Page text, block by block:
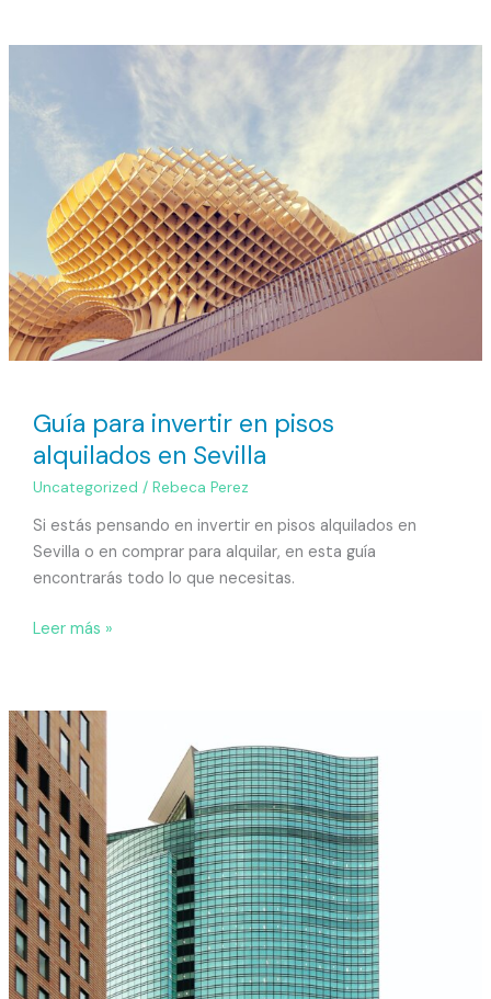
Guía para invertir en pisos
alquilados en Sevilla
Uncategorized / Rebeca Perez
Si estás pensando en invertir en pisos alquilados en
Sevilla o en comprar para alquilar, en esta guía
encontrarás todo lo que necesitas.
invertir
alquilados
en
Sevilla
Leer más »
Contrato
de
alquiler:
estas
son
las
cláusulas
que
debes
incluir